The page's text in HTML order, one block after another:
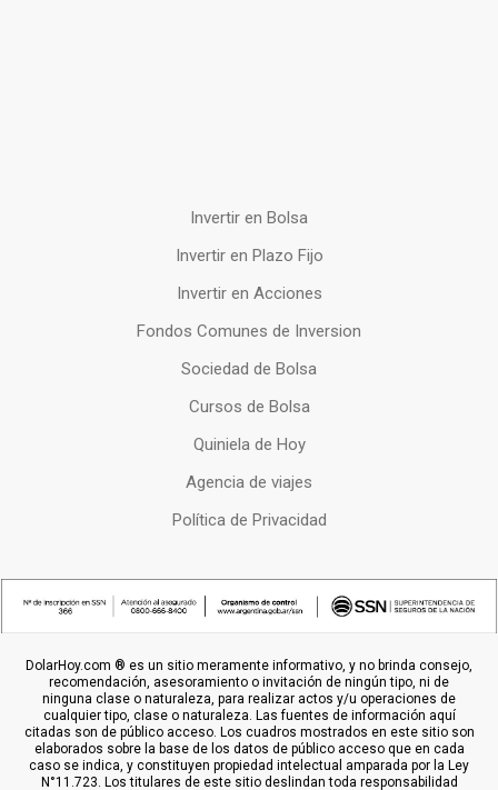
Invertir en Bolsa
Invertir en Plazo Fijo
Invertir en Acciones
Fondos Comunes de Inversion
Sociedad de Bolsa
Cursos de Bolsa
Quiniela de Hoy
Agencia de viajes
Política de Privacidad
DolarHoy.com ® es un sitio meramente informativo, y no brinda consejo,
recomendación, asesoramiento o invitación de ningún tipo, ni de
ninguna clase o naturaleza, para realizar actos y/u operaciones de
cualquier tipo, clase o naturaleza. Las fuentes de información aquí
citadas son de público acceso. Los cuadros mostrados en este sitio son
elaborados sobre la base de los datos de público acceso que en cada
caso se indica, y constituyen propiedad intelectual amparada por la Ley
N°11.723. Los titulares de este sitio deslindan toda responsabilidad